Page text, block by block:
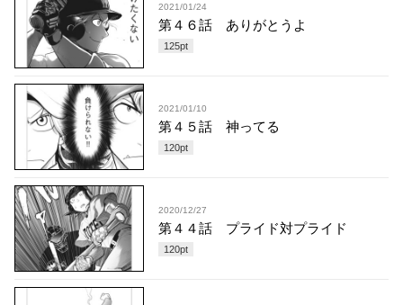
2021/01/24
第４６話 ありがとうよ
125pt
2021/01/10
第４５話 神ってる
120pt
2020/12/27
第４４話 プライド対プライド
120pt